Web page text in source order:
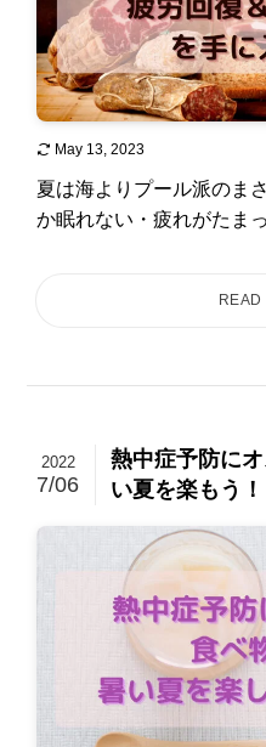
May 13, 2023
夏は海よりプール派のま
か眠れない・疲れがたま
熱中症予防に
い夏を楽もう！
2022
7/06